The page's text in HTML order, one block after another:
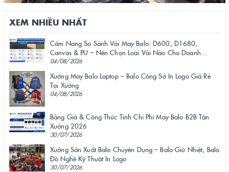
XEM NHIỀU NHẤT
Cẩm Nang So Sánh Vải May Balo: D600, D1680,
Canvas & PU – Nên Chọn Loại Vải Nào Cho Doanh...
04/08/2026
Xưởng May Balo Laptop – Balo Công Sở In Logo Giá Rẻ
Tại Xưởng
04/08/2026
Bảng Giá & Công Thức Tính Chi Phí May Balo B2B Tận
Xưởng 2026
30/07/2026
Xưởng Sản Xuất Balo Chuyên Dụng – Balo Giữ Nhiệt, Balo
Đồ Nghề Kỹ Thuật In Logo
30/07/2026